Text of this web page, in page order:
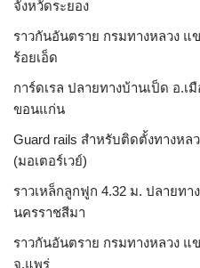
จังหวัดระยอง
ราวกันอันตราย กรมทางหลวง แ
ร้อยเอ็ด
การ์ดเรล ปลายทางบ้านเป็ด อ.
ขอนแก่น
Guard rails สำหรับติดตั้งทางหล
(มอเตอร์เวย์)
ราวเหล็กลูกฟูก 4.32 ม. ปลายทา
นครราชสีมา
ราวกันอันตราย กรมทางหลวง แ
จ.แพร่